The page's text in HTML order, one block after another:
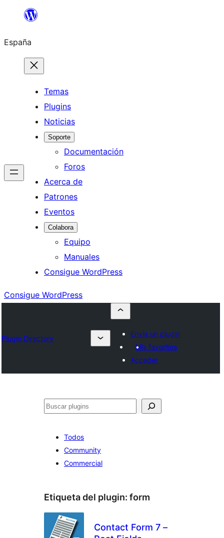
Saltar
contenido
España
Temas
Plugins
Noticias
Soporte
Documentación
Foros
Acerca de
Patrones
Eventos
Colabora
Equipo
Manuales
Consigue WordPress
Consigue WordPress
Plugin Directory
Envía un plugin
Mis favoritos
Acceder
Buscar
Todos
Community
Commercial
Etiqueta del plugin: form
Contact Form 7 –